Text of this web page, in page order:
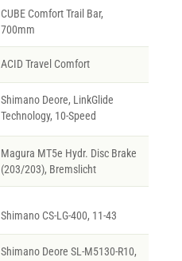
CUBE Comfort Trail Bar,
700mm
ACID Travel Comfort
Shimano Deore, LinkGlide
Technology, 10-Speed
Magura MT5e Hydr. Disc Brake
(203/203), Bremslicht
Shimano CS-LG-400, 11-43
Shimano Deore SL-M5130-R10,